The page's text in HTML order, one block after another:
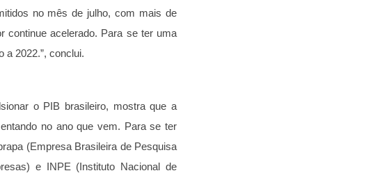
no mês de julho, com mais de
continue acelerado. Para se ter uma
a 2022.”, conclui.
o PIB brasileiro, mostra que a
no ano que vem. Para se ter
(Empresa Brasileira de Pesquisa
e INPE (Instituto Nacional de